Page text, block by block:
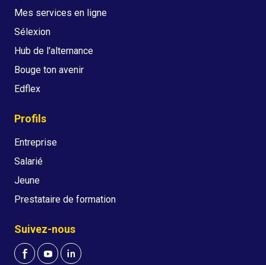
Mes services en ligne
Sélexion
Hub de l'alternance
Bouge ton avenir
Edflex
Profils
Entreprise
Salarié
Jeune
Prestataire de formation
Suivez-nous